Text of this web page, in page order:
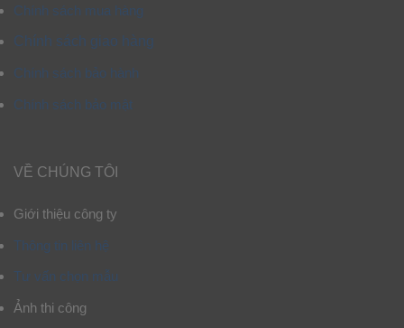
Chính sách mua hàng
Chính sách giao hàng
Chính sách bảo hành
Chính sách bảo mật
VỀ CHÚNG TÔI
Giới thiệu công ty
Thông tin liên hệ
Tư vấn chọn mẫu
Ảnh thi công